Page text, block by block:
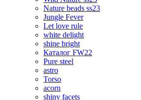
Nature beads ss23
Jungle Fever
Let love rule
white delight
shine bright
Каталог FW22
Pure steel
astro
Torso
acorn
shiny facets